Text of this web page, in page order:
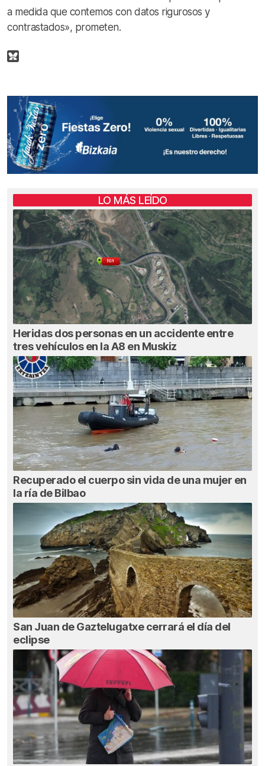
a medida que contemos con datos rigurosos y
contrastados», prometen.
LO MÁS LEÍDO
Heridas dos personas en un accidente entre
tres vehículos en la A8 en Muskiz
Recuperado el cuerpo sin vida de una mujer en
la ría de Bilbao
San Juan de Gaztelugatxe cerrará el día del
eclipse